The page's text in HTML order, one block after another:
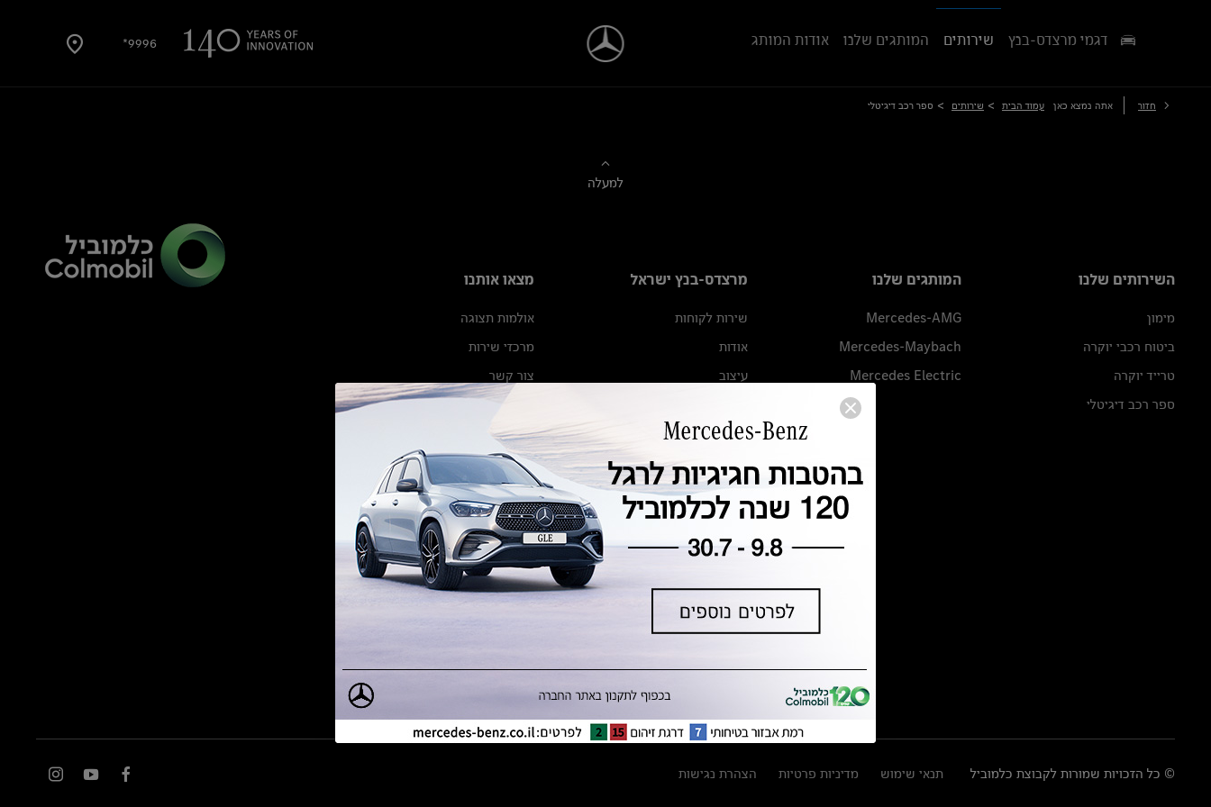
9996* דגמי מרצדס-בנץ שירותים המותגים שלנו אודות המותג
חזור אתה נמצא כאן עמוד הבית > שירותים > ספר רכב דיגיטלי
למעלה
השירותים שלנו
מימון
ביטוח רכבי יוקרה
טרייד יוקרה
ספר רכב דיגיטלי
המותגים שלנו
Mercedes-AMG
Mercedes-Maybach
Mercedes Electric
מרצדס-בנץ ישראל
שירות לקוחות
אודות
עיצוב
מגזין מרצדס-בנץ
ספרי רכב מרצדס-בנץ
נתוני זיהום אוויר וצריכת דלק וחשמל
נתוני תווית צמיגים
מחירון חלפים
הודעה על הטבות לרכבי מרצדס בהסדר
מצאו אותנו
אולמות תצוגה
מרכזי שירות
צור קשר
© כל הזכויות שמורות לקבוצת כלמוביל תנאי שימוש מדיניות פרטיות הצהרת נגישות